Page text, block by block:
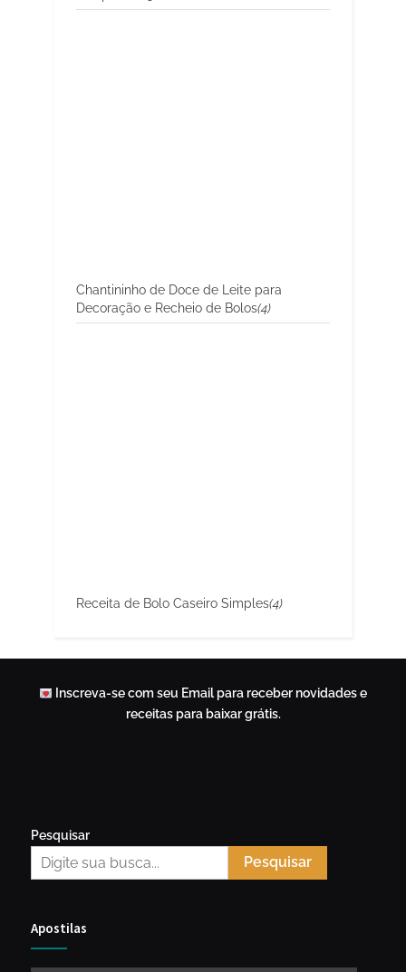
Chantininho de Doce de Leite para
Decoração e Recheio de Bolos(4)
Receita de Bolo Caseiro Simples(4)
Inscreva-se com seu Email para receber novidades e
receitas para baixar grátis.
Pesquisar
Pesquisar
Apostilas